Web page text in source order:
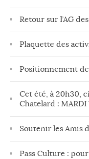
Retour sur l’AG
Plaquette des
Positionnement
Cet été, à 20h30,
Chatelard :
Soutenir les Amis
Pass Culture :